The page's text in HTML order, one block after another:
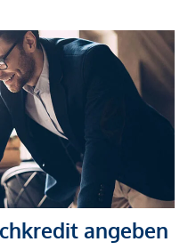
angeben